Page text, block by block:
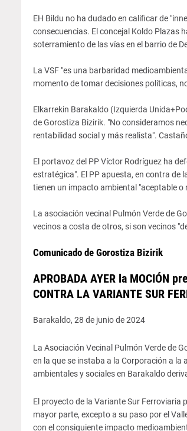
EH Bildu no ha dudado en calificar de
consecuencias. El concejal Koldo Plazas
soterramiento de las vías en el barrio de
La VSF "es una barbaridad
momento de tomar decisiones políticas,
Elkarrekin Barakaldo (Izquierda
de Gorostiza Bizirik. "No consideramos
rentabilidad social y más realista".
El portavoz del PP Víctor Rodríguez ha
estratégica". El PP apuesta, en contra de
tienen un impacto ambiental "aceptable
La asociación vecinal Pulmón Verde de
vecinos a costa de otros, si son vecinos
Comunicado de Gorostiza Bizirik
APROBADA AYER la MOCIÓN
CONTRA LA VARIANTE SUR
Barakaldo, 28 de junio de 2024
La Asociación Vecinal Pulmón Verde de
en la que se instaba a la Corporación a
ambientales y sociales en Barakaldo
El proyecto de la Variante Sur Ferroviaria
mayor parte, excepto a su paso por el
con el consiguiente impacto